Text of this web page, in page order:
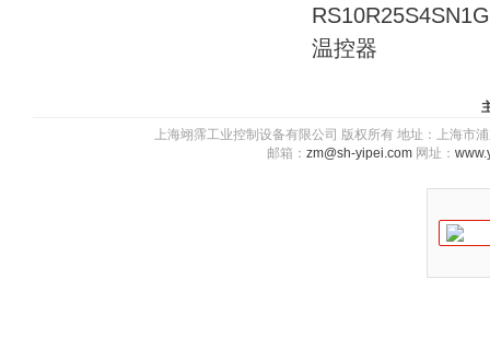
温控器
上海翊霈工业控制设备有限公司 版权所有 地址：上海
邮箱： zm@sh-yipei.com 网址：